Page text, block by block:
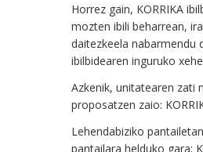
Horrez gain, KORRIKA
mozten ibili beharrean,
daitezkeela nabarmendu
ibilbidearen inguruko
Azkenik, unitatearen zati
proposatzen zaio:
Lehendabiziko
pantailara helduko gara: